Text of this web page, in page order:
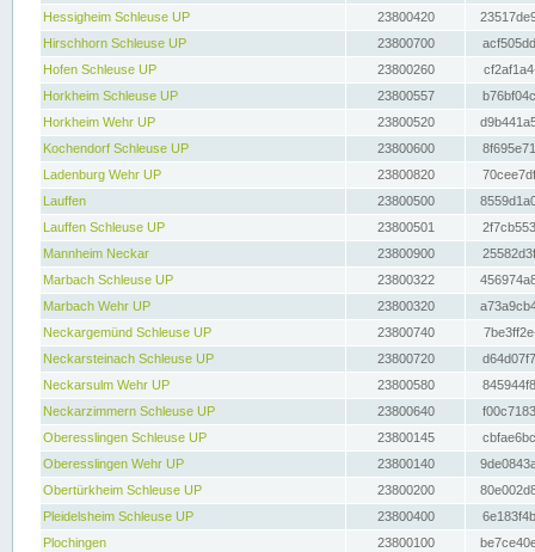
Hessigheim Schleuse UP
23800420
Hirschhorn Schleuse UP
23800700
Hofen Schleuse UP
23800260
Horkheim Schleuse UP
23800557
Horkheim Wehr UP
23800520
Kochendorf Schleuse UP
23800600
Ladenburg Wehr UP
23800820
Lauffen
23800500
Lauffen Schleuse UP
23800501
Mannheim Neckar
23800900
Marbach Schleuse UP
23800322
Marbach Wehr UP
23800320
Neckargemünd Schleuse UP
23800740
Neckarsteinach Schleuse UP
23800720
Neckarsulm Wehr UP
23800580
Neckarzimmern Schleuse UP
23800640
Oberesslingen Schleuse UP
23800145
Oberesslingen Wehr UP
23800140
Obertürkheim Schleuse UP
23800200
Pleidelsheim Schleuse UP
23800400
Plochingen
23800100